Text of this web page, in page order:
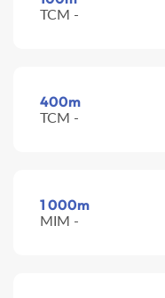
TCM -
400m
TCM -
1 000m
MIM -